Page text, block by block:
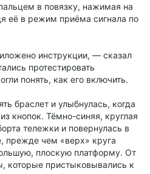
в повязку, нажимая на
её в режим приёма сигнала по
инструкции, — сказал
протестировать
понять, как его включить.
браслет и улыбнулась, когда
кнопок. Тёмно-синяя, круглая
тележки и повернулась в
прежде чем «верх» круга
плоскую платформу. От
которые пристыковывались к